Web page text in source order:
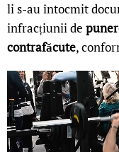
li s-au întocmit
infracțiunii de
contrafăcute,